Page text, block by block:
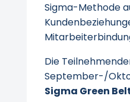
Sigma-Methode
Die
September-/
Sigma Green